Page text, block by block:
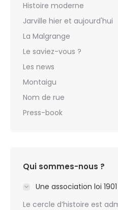
Histoire moderne
Jarville hier et aujourd'hui
La Malgrange
Le saviez-vous ?
Les news
Montaigu
Nom de rue
Press-book
Qui sommes-nous ?
Une association loi 1901
Le cercle d’histoire est